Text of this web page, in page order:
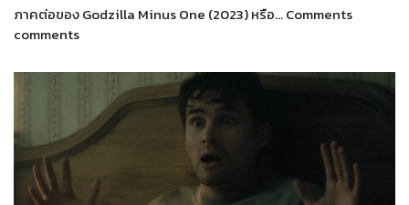
ภาคต่อของ Godzilla Minus One (2023) หรือ… Comments
comments